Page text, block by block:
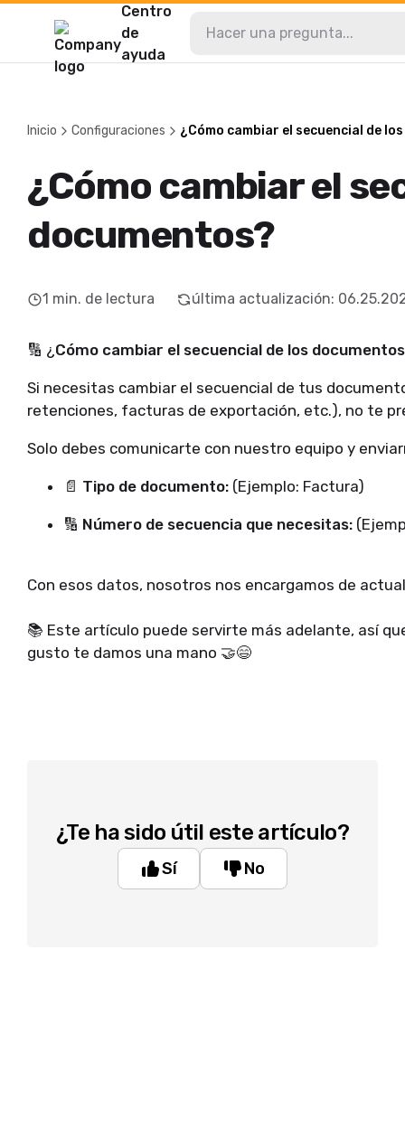
Centro
de
ayuda
Inicio Configuraciones ¿Cómo cambiar el secuencial de
¿Cómo cambiar el
documentos?
1 min. de lectura última actualización:
🔢 ¿Cómo cambiar el secuencial de los
Si necesitas cambiar el secuencial de tus
retenciones, facturas de exportación, etc.), no te
Solo debes comunicarte con nuestro equipo y
📄 Tipo de documento: (Ejemplo: Factura)
🔢 Número de secuencia que necesitas:
Con esos datos, nosotros nos encargamos de
📚 Este artículo puede servirte más adelante, así
gusto te damos una mano 🤝😄
¿Te ha sido útil este artículo?
Sí No